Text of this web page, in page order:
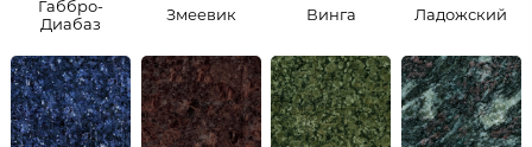
Габбро-
Диабаз
Змеевик Винга Ладожский